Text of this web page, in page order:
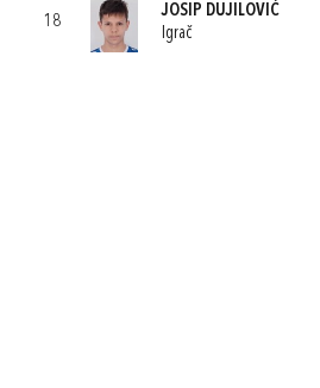
18
JOSIP DUJILOVIĆ
Igrač